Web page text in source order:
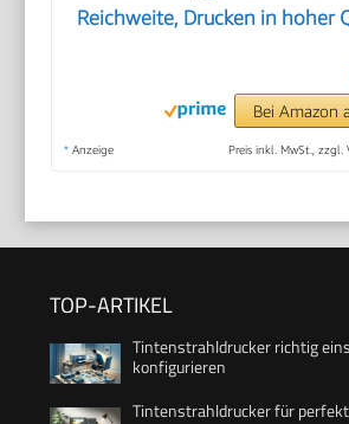
Reichweite, Drucken in hoher
Bei Amazon
* Anzeige Preis inkl. MwSt., zzgl.
TOP-ARTIKEL
Tintenstrahldrucker richtig
konfigurieren
Tintenstrahldrucker für